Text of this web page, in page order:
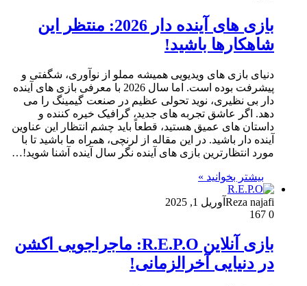
بازی‌ های آینده دار 2026: منتظر این
شاهکارها باشید!
دنیای بازی‌ های ویدیویی همیشه مملو از نوآوری، شگفتی و
پیشرفت بوده است. اما سال 2026 با معرفی بازی‌ های آینده
دار بی‌ نظیری، نوید تحولی عظیم در صنعت گیمینگ را می‌
دهد. اگر عاشق تجربه‌ های جدید، گرافیک خیره‌ کننده و
داستان‌ های عمیق هستید، قطعاً باید چشم انتظار این عناوین
آینده دار باشید. در این مقاله از لرنچی، همراه ما باشید تا با
مورد انتظارترین بازی‌ های آینده‌ نگر سال آینده آشنا شوید!…
بیشتر بخوانید »
Reza najafi آوریل 1, 2025
0
بازی آنلاین R.E.P.O: ماجراجویی اکشن
در دنیایی آخرالزمانی!